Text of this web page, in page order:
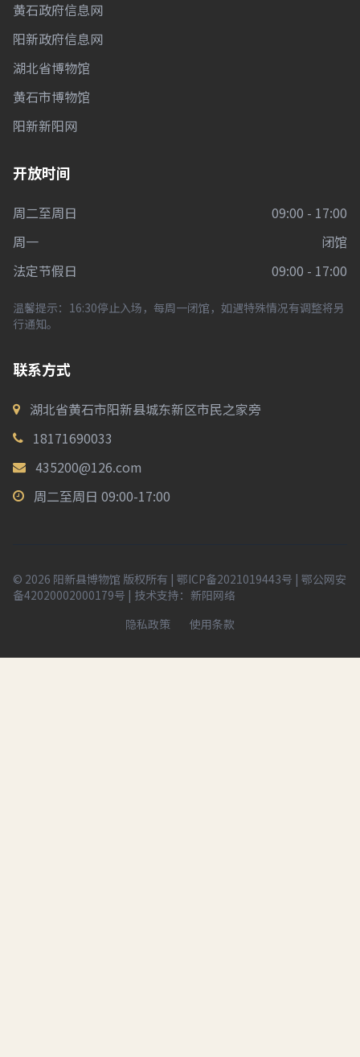
黄石政府信息网
阳新政府信息网
湖北省博物馆
黄石市博物馆
阳新新阳网
开放时间
周二至周日
09:00 - 17:00
周一
闭馆
法定节假日
09:00 - 17:00
温馨提示：16:30停止入场，每周一闭馆，如遇特殊情况有调整将另
行通知。
联系方式
湖北省黄石市阳新县城东新区市民之家旁
18171690033
435200@126.com
周二至周日 09:00-17:00
© 2026 阳新县博物馆 版权所有 | 鄂ICP备2021019443号 | 鄂公网安
备42020002000179号 | 技术支持： 新阳网络
隐私政策
使用条款